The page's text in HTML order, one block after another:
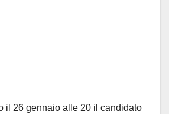
il 26 gennaio alle 20 il candidato